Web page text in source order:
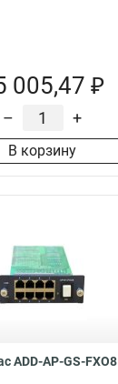
005,47 ₽
– +
В корзину
ADD-AP-GS-FXO8